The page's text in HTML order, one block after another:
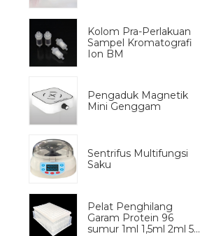
Kolom Pra-Perlakuan
Sampel Kromatografi
Ion BM
Pengaduk Magnetik
Mini Genggam
Sentrifus Multifungsi
Saku
Pelat Penghilang
Garam Protein 96
sumur 1ml 1,5ml 2ml 5...